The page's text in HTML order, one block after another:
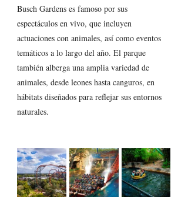
Busch Gardens es famoso por sus
espectáculos en vivo, que incluyen
actuaciones con animales, así como eventos
temáticos a lo largo del año. El parque
también alberga una amplia variedad de
animales, desde leones hasta canguros, en
hábitats diseñados para reflejar sus entornos
naturales.